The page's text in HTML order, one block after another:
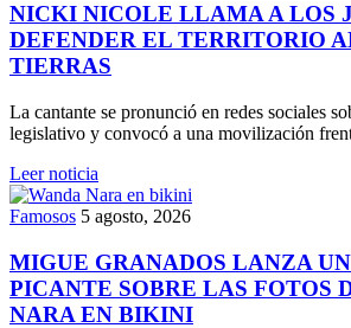
NICKI NICOLE LLAMA A LOS
DEFENDER EL TERRITORIO
TIERRAS
La cantante se pronunció en redes sociales
legislativo y convocó a una movilización
Leer noticia
Famosos 5 agosto, 2026
MIGUE GRANADOS LANZA
PICANTE SOBRE LAS FOTOS
NARA EN BIKINI